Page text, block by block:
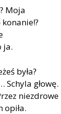
Moja
ja.
była?
Schy­la gło­wę.
nie­zdro­we
opi­ła.